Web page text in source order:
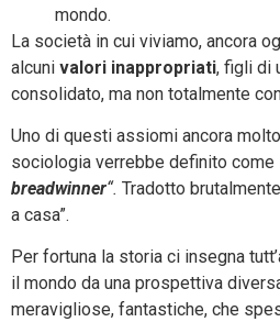
mondo.
La società in cui viviamo, ancora
alcuni valori inappropriati, figli di
consolidato, ma non totalmente
Uno di questi assiomi ancora
sociologia verrebbe definito come
breadwinner“. Tradotto
a casa”.
Per fortuna la storia ci insegna
il mondo da una prospettiva
meravigliose, fantastiche, che